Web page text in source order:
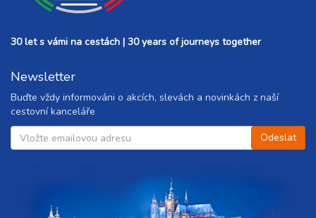
30 let s vámi na cestách | 30 years of journeys together
Newsletter
Buďte vždy informováni o akcích, slevách a novinkách z naší
cestovní kanceláře